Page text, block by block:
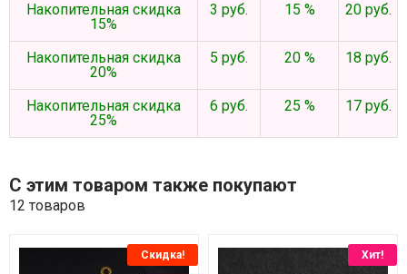
Накопительная скидка
15%
3 руб. 15 % 20 руб.
Накопительная скидка
20%
5 руб. 20 % 18 руб.
Накопительная скидка
25%
6 руб. 25 % 17 руб.
С этим товаром также покупают
12 товаров
Скидка! Хит!